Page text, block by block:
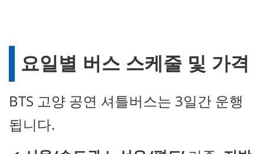
요일별 버스 스케줄 및 가격
BTS 고양 공연 셔틀버스는 3일간 운행
됩니다.